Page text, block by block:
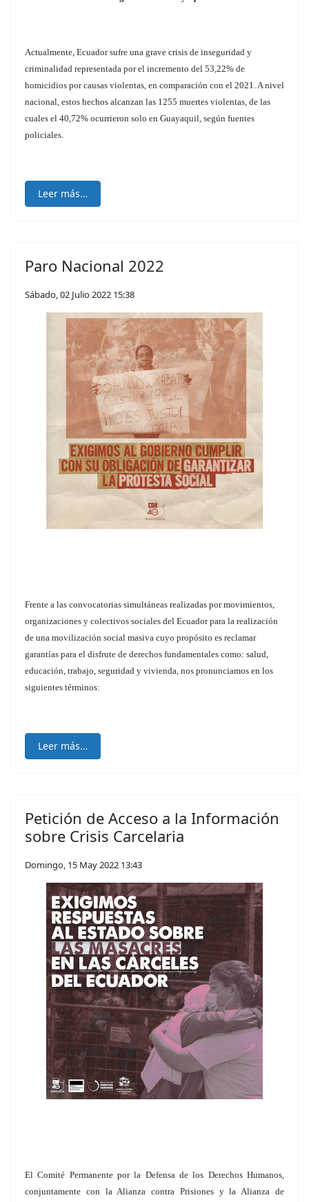
Actualmente, Ecuador sufre una grave crisis de inseguridad y
criminalidad representada por el incremento del 53,22% de
homicidios por causas violentas, en comparación con el 2021. A nivel
nacional, estos hechos alcanzan las 1255 muertes violentas, de las
cuales el 40,72% ocurrieron solo en Guayaquil, según fuentes
policiales.
Leer más…
Paro Nacional 2022
Sábado, 02 Julio 2022 15:38
Frente a las convocatorias simultáneas realizadas por movimientos,
organizaciones y colectivos sociales del Ecuador para la realización
de una movilización social masiva cuyo propósito es reclamar
garantías para el disfrute de derechos fundamentales como: salud,
educación, trabajo, seguridad y vivienda, nos pronunciamos en los
siguientes términos:
Leer más…
Petición de Acceso a la Información
sobre Crisis Carcelaria
Domingo, 15 May 2022 13:43
El Comité Permanente por la Defensa de los Derechos Humanos,
conjuntamente con la Alianza contra Prisiones y la Alianza de